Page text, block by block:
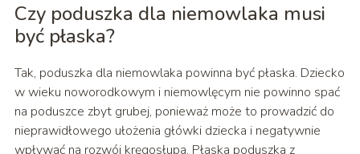
Czy poduszka dla niemowlaka musi
być płaska?
Tak, poduszka dla niemowlaka powinna być płaska. Dziecko
w wieku noworodkowym i niemowlęcym nie powinno spać
na poduszce zbyt grubej, ponieważ może to prowadzić do
nieprawidłowego ułożenia główki dziecka i negatywnie
wpływać na rozwój kręgosłupa. Płaska poduszka z